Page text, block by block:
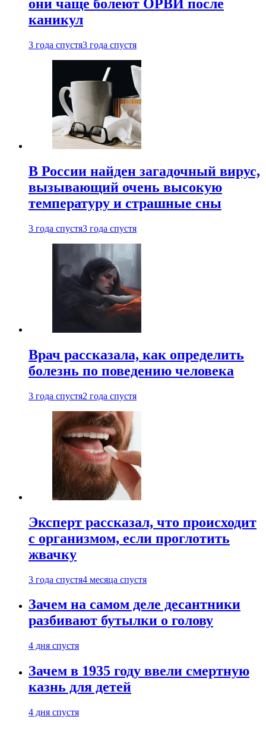
они чаще болеют ОРВИ после
каникул
3 года спустя3 года спустя
В России найден загадочный вирус,
вызывающий очень высокую
температуру и страшные сны
3 года спустя3 года спустя
Врач рассказала, как определить
болезнь по поведению человека
3 года спустя2 года спустя
Эксперт рассказал, что происходит
с организмом, если проглотить
жвачку
3 года спустя4 месяца спустя
Зачем на самом деле десантники
разбивают бутылки о голову
4 дня спустя
Зачем в 1935 году ввели смертную
казнь для детей
4 дня спустя